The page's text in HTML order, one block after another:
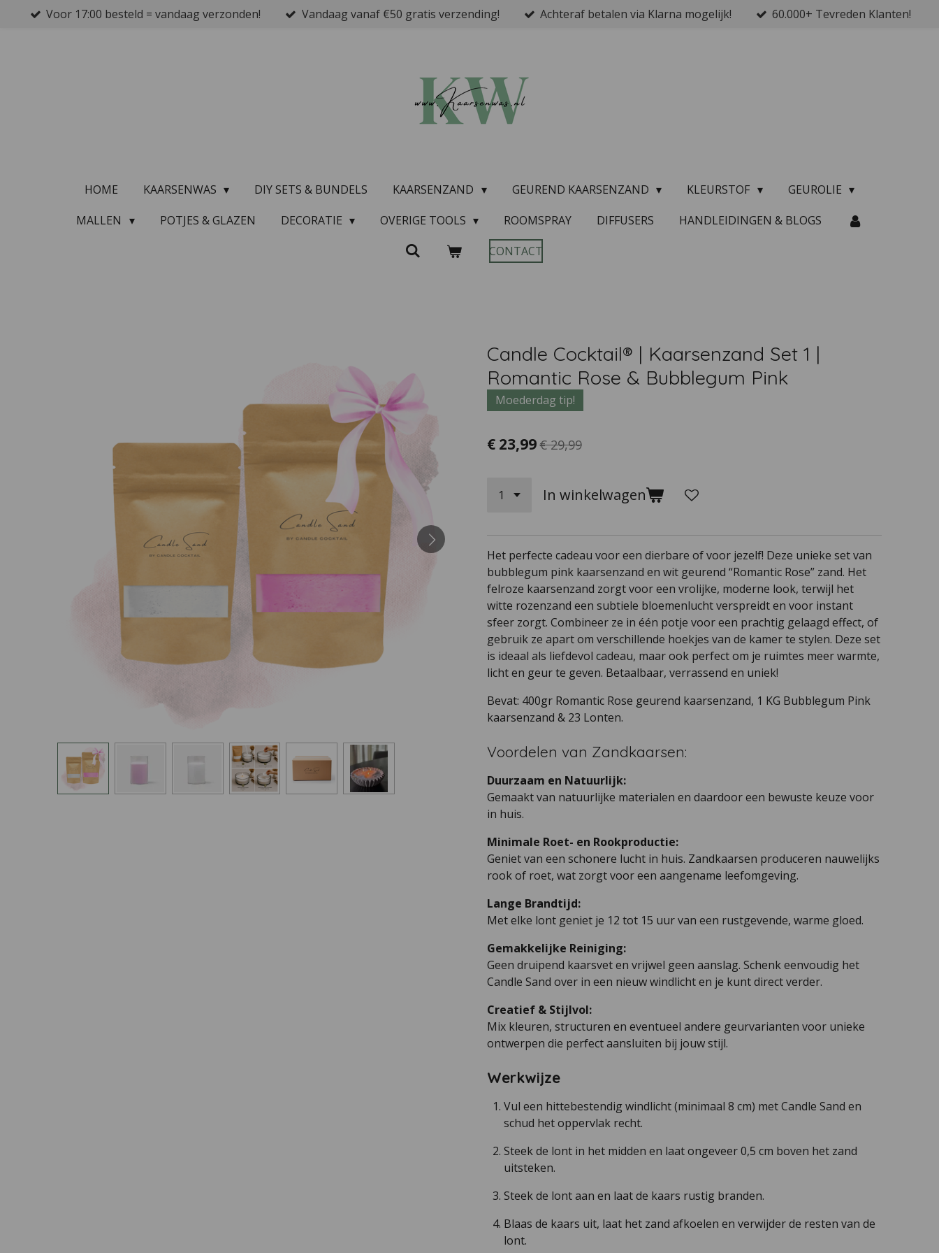
Voor 17:00 besteld = vandaag verzonden! Vandaag vanaf €50 gratis verzending! Achteraf betalen via Klarna mogelijk! 60.000+ Tevreden Klanten!
HOME KAARSENWAS DIY SETS & BUNDELS KAARSENZAND GEUREND KAARSENZAND KLEURSTOF
GEUROLIE
MALLEN
POTJES & GLAZEN DECORATIE OVERIGE TOOLS ROOMSPRAY DIFFUSERS
HANDLEIDINGEN & BLOGS
CONTACT
Candle Cocktail® | Kaarsenzand Set 1 |
Romantic Rose & Bubblegum Pink
Moederdag tip!
€ 23,99€ 29,99
In winkelwagen
Het perfecte cadeau voor een dierbare of voor jezelf! Deze unieke set van
bubblegum pink kaarsenzand en wit geurend “Romantic Rose” zand. Het
felroze kaarsenzand zorgt voor een vrolijke, moderne look, terwijl het
witte rozenzand een subtiele bloemenlucht verspreidt en voor instant
sfeer zorgt. Combineer ze in één potje voor een prachtig gelaagd effect, of
gebruik ze apart om verschillende hoekjes van de kamer te stylen. Deze set
is ideaal als liefdevol cadeau, maar ook perfect om je ruimtes meer warmte,
licht en geur te geven. Betaalbaar, verrassend en uniek!
Bevat: 400gr Romantic Rose geurend kaarsenzand, 1 KG Bubblegum Pink
kaarsenzand & 23 Lonten.
Voordelen van Zandkaarsen:
Duurzaam en Natuurlijk:
Gemaakt van natuurlijke materialen en daardoor een bewuste keuze voor
in huis.
Minimale Roet- en Rookproductie:
Geniet van een schonere lucht in huis. Zandkaarsen produceren nauwelijks
rook of roet, wat zorgt voor een aangename leefomgeving.
Lange Brandtijd:
Met elke lont geniet je 12 tot 15 uur van een rustgevende, warme gloed.
Gemakkelijke Reiniging:
Geen druipend kaarsvet en vrijwel geen aanslag. Schenk eenvoudig het
Candle Sand over in een nieuw windlicht en je kunt direct verder.
Creatief & Stijlvol:
Mix kleuren, structuren en eventueel andere geurvarianten voor unieke
ontwerpen die perfect aansluiten bij jouw stijl.
Werkwijze
Vul een hittebestendig windlicht (minimaal 8 cm) met Candle Sand en
schud het oppervlak recht.
Steek de lont in het midden en laat ongeveer 0,5 cm boven het zand
uitsteken.
Steek de lont aan en laat de kaars rustig branden.
Blaas de kaars uit, laat het zand afkoelen en verwijder de resten van de
lont.